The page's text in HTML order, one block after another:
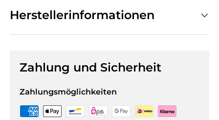
Herstellerinformationen
Zahlung und Sicherheit
Zahlungsmöglichkeiten